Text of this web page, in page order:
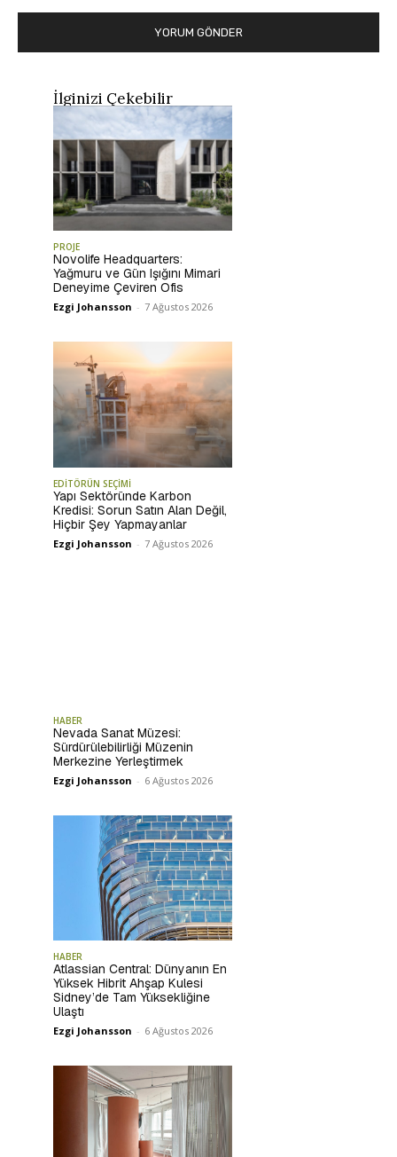
İlginizi Çekebilir
PROJE
Novolife Headquarters:
Yağmuru ve Gün Işığını Mimari
Deneyime Çeviren Ofis
Ezgi Johansson - 7 Ağustos 2026
EDİTÖRÜN SEÇİMİ
Yapı Sektöründe Karbon
Kredisi: Sorun Satın Alan Değil,
Hiçbir Şey Yapmayanlar
Ezgi Johansson - 7 Ağustos 2026
HABER
Nevada Sanat Müzesi:
Sürdürülebilirliği Müzenin
Merkezine Yerleştirmek
Ezgi Johansson - 6 Ağustos 2026
HABER
Atlassian Central: Dünyanın En
Yüksek Hibrit Ahşap Kulesi
Sidney’de Tam Yüksekliğine
Ulaştı
Ezgi Johansson - 6 Ağustos 2026